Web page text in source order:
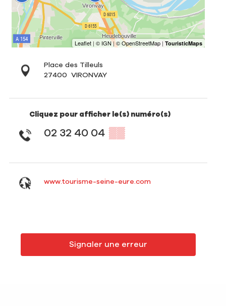
Place des Tilleuls
27400
VIRONVAY
Cliquez pour afficher le(s) numéro(s)
02 32 40 04 ▒▒
www.tourisme-seine-eure.com
Signaler une erreur